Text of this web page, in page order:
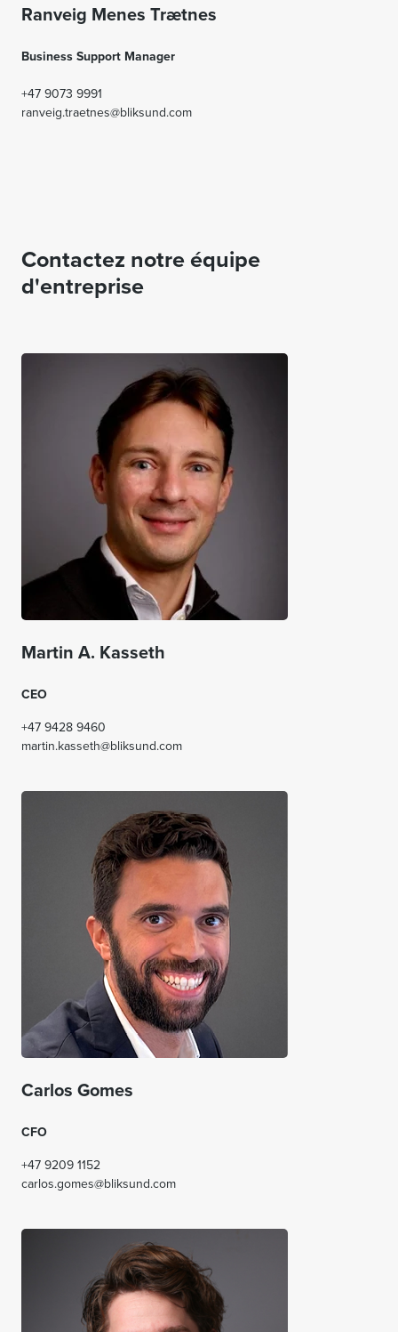
Ranveig Menes Trætnes
Business Support Manager
+479073 9991
ranveig.traetnes@bliksund.com
Contactez notre équipe
d'entreprise
Martin A. Kasseth
CEO
+47 9428 9460
martin.kasseth@bliksund.com
Carlos Gomes
CFO
+47 9209 1152
carlos.gomes@bliksund.com